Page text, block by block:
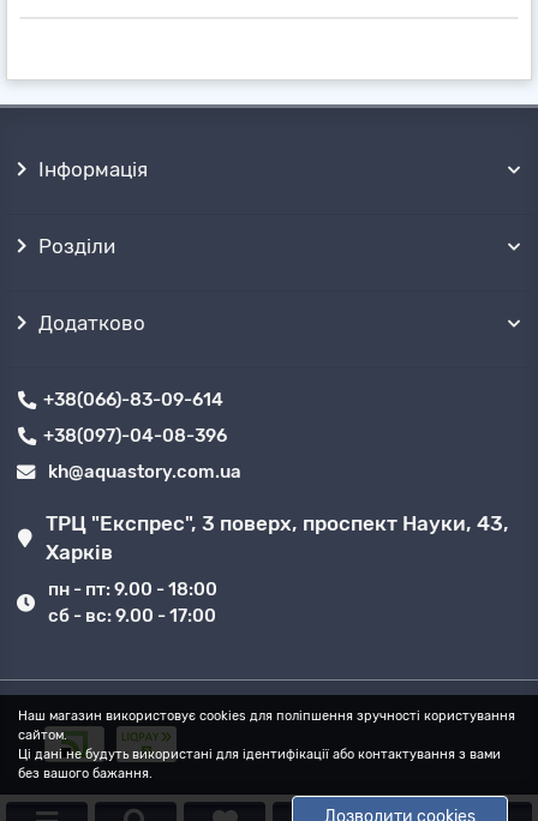
Наш магазин використовує cookies для поліпшення зручності користування
сайтом.
Ці дані не будуть використані для ідентифікації або контактування з вами
без вашого бажання.
Дозволити cookies
Інформація
Розділи
Додатково
+38(066)-83-09-614
+38(097)-04-08-396
kh@aquastory.com.ua
ТРЦ "Експрес", 3 поверх, проспект Науки, 43,
Харків
пн - пт: 9.00 - 18:00
сб - вс: 9.00 - 17:00